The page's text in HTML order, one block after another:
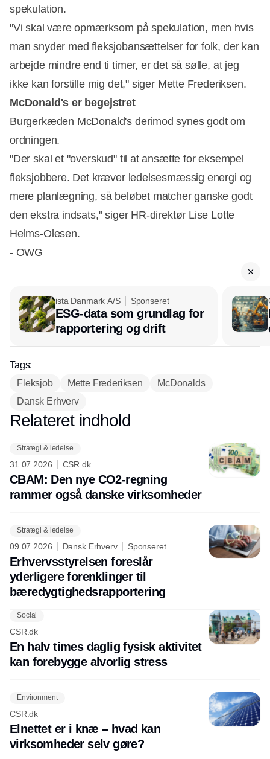
spekulation.
"Vi skal være opmærksom på spekulation, men hvis
man snyder med fleksjobansættelser for folk, der kan
arbejde mindre end ti timer, er det så sølle, at jeg
ikke kan forstille mig det," siger Mette Frederiksen.
McDonald's er begejstret
Burgerkæden McDonald's derimod synes godt om
ordningen.
"Der skal et "overskud" til at ansætte for eksempel
fleksjobbere. Det kræver ledelsesmæssig energi og
mere planlægning, så beløbet matcher ganske godt
den ekstra indsats," siger HR-direktør Lise Lotte
Helms-Olesen.
- OWG
ista Danmark A/S Sponseret
ESG-data som grundlag for
rapportering og drift
Tags:
Fleksjob
Mette Frederiksen
McDonalds
Dansk Erhverv
Annonce
Relateret indhold
Strategi & ledelse
31.07.2026 CSR.dk
CBAM: Den nye CO2-regning
rammer også danske virksomheder
Strategi & ledelse
09.07.2026 Dansk Erhverv Sponseret
Erhvervsstyrelsen foreslår
yderligere forenklinger til
bæredygtighedsrapportering
Social
CSR.dk
En halv times daglig fysisk aktivitet
kan forebygge alvorlig stress
Environment
CSR.dk
Elnettet er i knæ – hvad kan
virksomheder selv gøre?